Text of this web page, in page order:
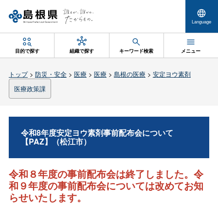
Language
目的で探す 組織で探す キーワード検索 メニュー
トップ> 防災・安全> 医療 > 医療 > 島根の医療 > 安定ヨウ素剤
医療政策課
令和8年度安定ヨウ素剤事前配布会について
【PAZ】（松江市）
令和８年度の事前配布会は終了しました。令
和９年度の事前配布会については改めてお知
らせいたします。